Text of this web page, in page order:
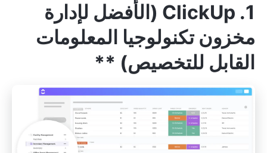
1. ClickUp (الأفضل لإدارة
مخزون تكنولوجيا المعلومات
القابل للتخصيص) **